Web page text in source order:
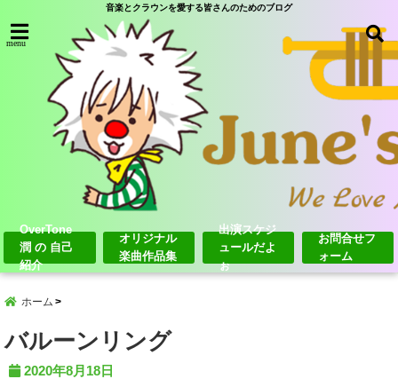
音楽とクラウンを愛する皆さんのためのブログ
menu
OverTone
潤 の 自己
紹介
オリジナル
楽曲作品集
出演スケジ
ュールだよ
ぉ
お問合せフ
ォーム
ホーム
バルーンリング
2020年8月18日